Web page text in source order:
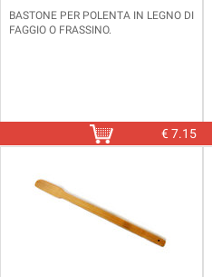
BASTONE PER POLENTA IN LEGNO DI
FAGGIO O FRASSINO.
€7.15